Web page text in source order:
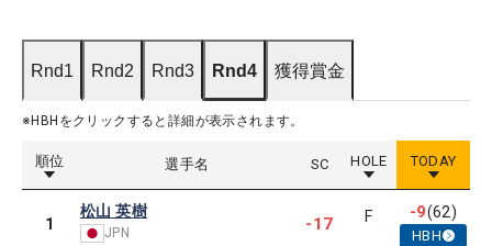
Rnd1 Rnd2 Rnd3 Rnd4 獲得賞金
※HBHをクリックすると詳細が表示されます。
順位 選手名 SC HOLE TODAY
1
松山 英樹
JPN -17 F -9(62)
HBH